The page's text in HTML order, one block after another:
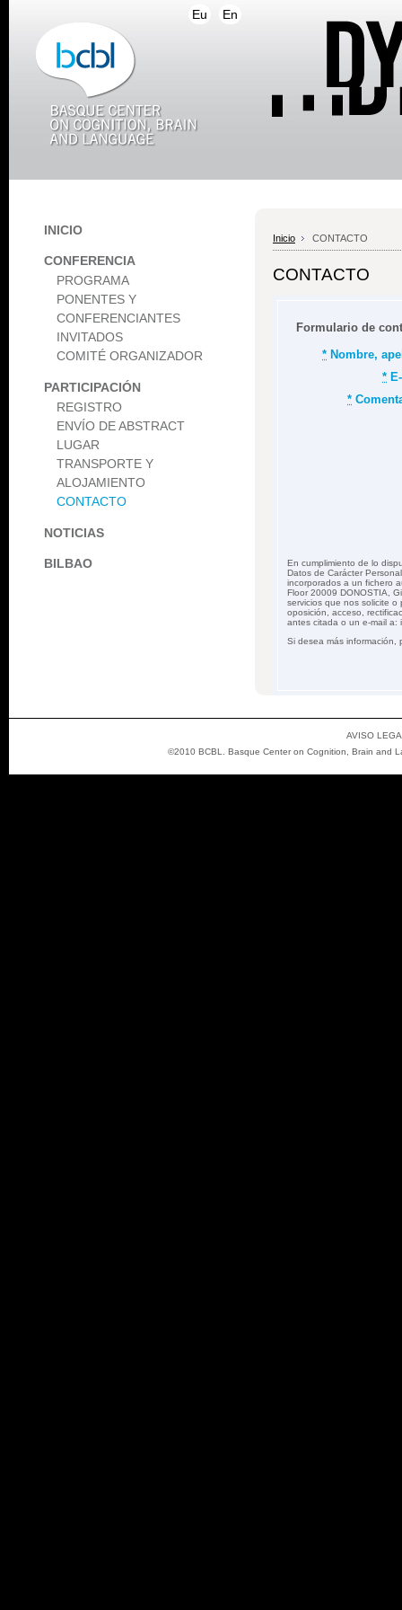
Eu En
Inicio CONTACTO
CONTACTO
Formulario de
* Nombre,
*
*
En cumplimiento de lo
Datos de Carácter
incorporados a un fichero
Floor 20009 DONOSTIA,
servicios que nos solicite
oposición, acceso,
antes citada o un e-mail a:
Si desea más
INICIO
CONFERENCIA
PROGRAMA
PONENTES Y
CONFERENCIANTES
INVITADOS
COMITÉ ORGANIZADOR
PARTICIPACIÓN
REGISTRO
ENVÍO DE ABSTRACT
LUGAR
TRANSPORTE Y
ALOJAMIENTO
CONTACTO
NOTICIAS
BILBAO
AVISO
©2010 BCBL. Basque Center on Cognition, Brain and